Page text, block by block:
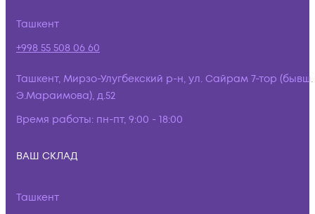
Ташкент
+998 55 508 06 60
Ташкент, Мирзо-Улугбекский р-н, ул. Сайрам 7-тор (бывш.
Э.Мараимова), д.52
Время работы: пн-пт, 9:00 - 18:00
ВАШ СКЛАД
Ташкент